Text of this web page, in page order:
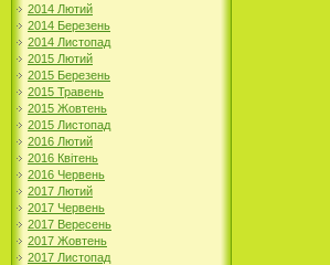
2014 Лютий
2014 Березень
2014 Листопад
2015 Лютий
2015 Березень
2015 Травень
2015 Жовтень
2015 Листопад
2016 Лютий
2016 Квітень
2016 Червень
2017 Лютий
2017 Червень
2017 Вересень
2017 Жовтень
2017 Листопад